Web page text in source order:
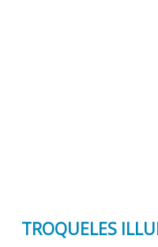
TROQUELES